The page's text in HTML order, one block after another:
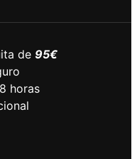
de 95€
horas